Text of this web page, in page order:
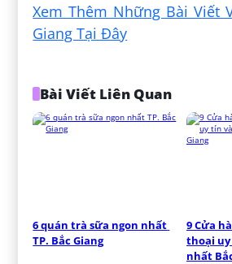
Xem Thêm Những Bài Viết
Giang Tại Đây
Bài Viết Liên Quan
6 quán trà sữa ngon nhất
TP. Bắc Giang
9 Cửa
thoại
nhất